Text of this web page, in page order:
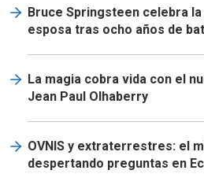
Bruce Springsteen celebra
esposa tras ocho años de
La magia cobra vida con el
Jean Paul Olhaberry
OVNIS y extraterrestres: el
despertando preguntas en